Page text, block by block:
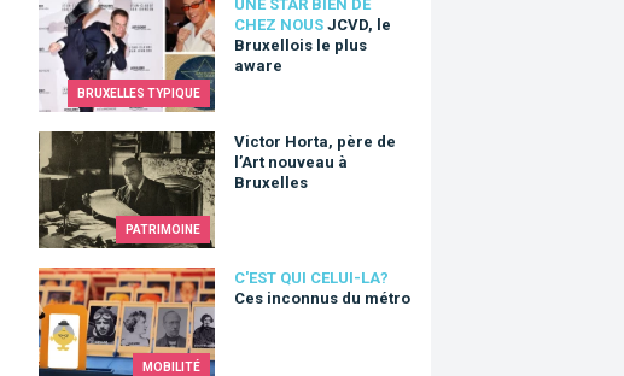
BRUXELLES TYPIQUE
UNE STAR BIEN DE
CHEZ NOUS JCVD, le
Bruxellois le plus
aware
JCVD, le Bruxellois le plus aware
PATRIMOINE
Victor Horta, père de
l’Art nouveau à
Bruxelles
Victor Horta, père de l’Art nouveau à Bruxelles
MOBILITÉ
C'EST QUI CELUI-LA?
Ces inconnus du métro
Ces inconnus du métro